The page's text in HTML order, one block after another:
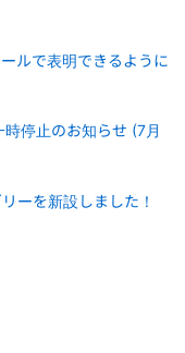
ルで表明できるように
停止のお知らせ (7月
ーを新設しました！